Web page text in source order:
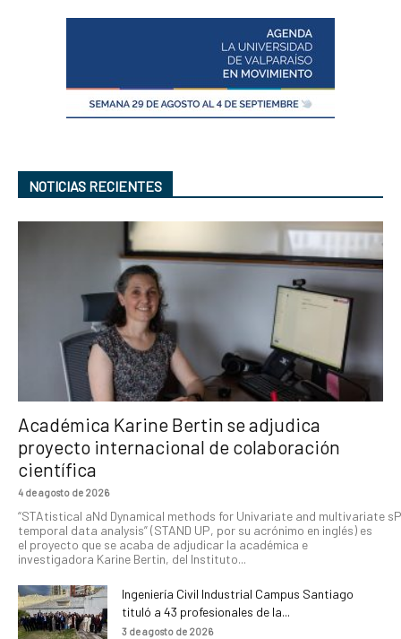
NOTICIAS RECIENTES
Académica Karine Bertin se adjudica
proyecto internacional de colaboración
científica
4 de agosto de 2026
“STAtistical aNd Dynamical methods for Univariate and multivariate
temporal data analysis” (STAND UP, por su acrónimo en inglés) es
el proyecto que se acaba de adjudicar la académica e
investigadora Karine Bertin, del Instituto...
Ingeniería Civil Industrial Campus Santiago
tituló a 43 profesionales de la...
3 de agosto de 2026